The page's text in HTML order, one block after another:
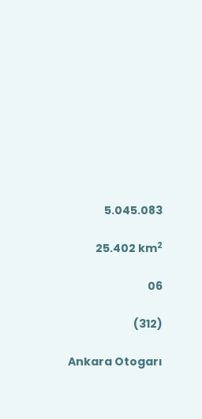
5.045.083
25.402 km2
06
(312)
Ankara Otogarı